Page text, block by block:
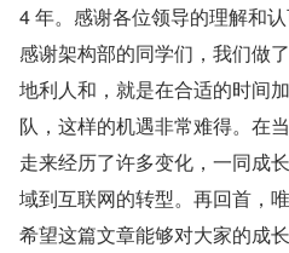
4 年。感谢各位领导的理解和
感谢架构部的同学们，我们做
地利人和，就是在合适的时间
队，这样的机遇非常难得。在
走来经历了许多变化，一同成
域到互联网的转型。再回首，
希望这篇文章能够对大家的成